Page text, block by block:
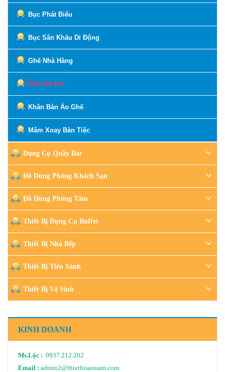
Bục Phát Biểu
Bục Sân Khấu Di Động
Ghế Nhà Hàng
Ghế Trẻ Em
Khăn Bàn Áo Ghế
Mâm Xoay Bàn Tiệc
Dụng Cụ Quầy Bar
Đồ Dùng Phòng Khách Sạn
Đồ Dùng Phòng Tắm
Thiết Bị Dụng Cụ Buffet
Thiết Bị Nhà Bếp
Thiết Bị Tiền Sảnh
Thiết Bị Vệ Sinh
KINH DOANH
Ms.Lộc : 0937.212.202
Email : admin2@thietbisaonam.com